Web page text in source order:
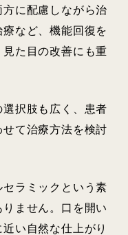
に配慮しながら治
など、機能回復を
た目の改善にも重
択肢も広く、患者
て治療方法を検討
ラミックという素
ません。口を開い
い自然な仕上がり